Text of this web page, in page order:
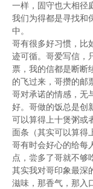
一样，固守也大相径
我们为得都是寻找和
中。
哥有很多好习惯，比
迹可循。哥爱写信，
票，我的信都是断断
的飞过来，哥攒的邮
哥对承诺的情感，无
好。哥做的饭总是创
可以算得上十煲粥或
面条（其实可以算得
哥有时会好心的给每
点，尝多了哥就不够
其实我对哥印象最深
滋味，那香气，那入